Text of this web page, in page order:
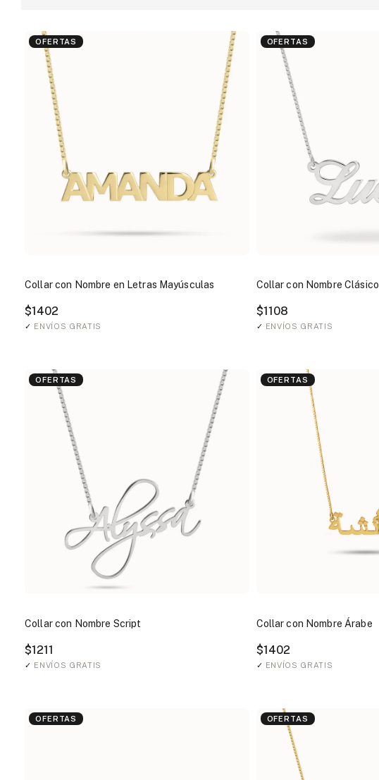
OFERTAS
Collar con Nombre en Letras Mayúsculas
$1402
✓ ENVÍOS GRATIS
OFERTAS
Collar con Nombre Clásico
$1108
✓ ENVÍOS GRATIS
OFERTAS
Collar con Nombre Script
$1211
✓ ENVÍOS GRATIS
OFERTAS
Collar con Nombre Árabe
$1402
✓ ENVÍOS GRATIS
OFERTAS OFERTAS